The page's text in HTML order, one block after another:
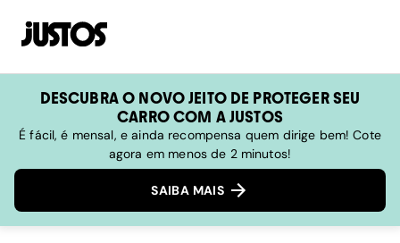
DESCUBRA O NOVO JEITO DE PROTEGER SEU
CARRO COM A JUSTOS
É fácil, é mensal, e ainda recompensa quem dirige bem! Cote
agora em menos de 2 minutos!
SAIBA MAIS